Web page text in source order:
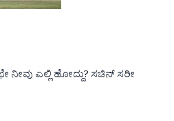
ನೀವು ಎಲ್ಲಿ ಹೋದ್ದು? ಸಚಿನ್ ಸರೀ